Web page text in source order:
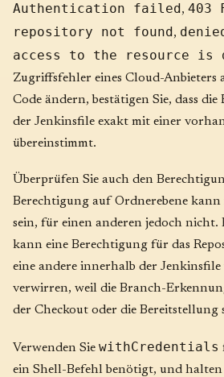
Authentication failed , 403
repository not found ,
access to the resource is
Zugriffsfehler eines Cloud-Anbieters
Code ändern, bestätigen Sie, dass
der Jenkinsfile exakt mit einer
übereinstimmt.
Überprüfen Sie auch den
Berechtigung auf Ordnerebene
sein, für einen anderen jedoch
kann eine Berechtigung für das
eine andere innerhalb der
verwirren, weil die Branch-
der Checkout oder die Bereitstellung
Verwenden Sie withCredentials
ein Shell-Befehl benötigt, und halten